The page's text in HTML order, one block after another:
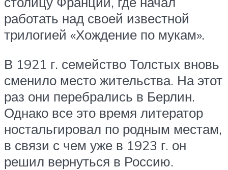
работать над своей известной
трилогией «Хождение по мукам».
В 1921 г. семейство Толстых вновь
сменило место жительства. На этот
раз они перебрались в Берлин.
Однако все это время литератор
ностальгировал по родным местам,
в связи с чем уже в 1923 г. он
решил вернуться в Россию.